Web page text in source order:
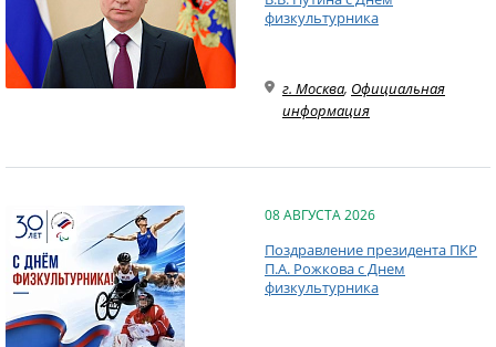
физкультурника
г. Москва, Официальная
информация
08 АВГУСТА 2026
Поздравление президента ПКР
П.А. Рожкова с Днем
физкультурника